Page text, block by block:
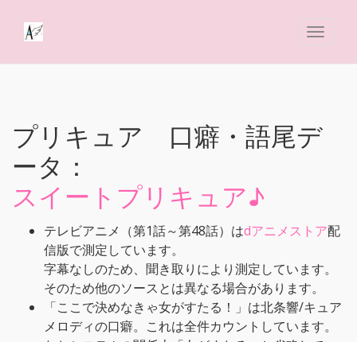
プリキュア 口癖・語尾デ
ータ：
スイートプリキュア♪
テレビアニメ（第1話～第48話）はdアニメストア配
信版で測定しています。
字幕なしのため、聞き取りにより測定しています。
そのため他のソースとは異なる場合があります。
「ここで決めなきゃ女がすたる！」は北条響/キュア
メロディの口癖。これは全件カウントしています。